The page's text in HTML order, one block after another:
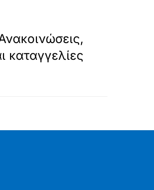
καταγγελίες